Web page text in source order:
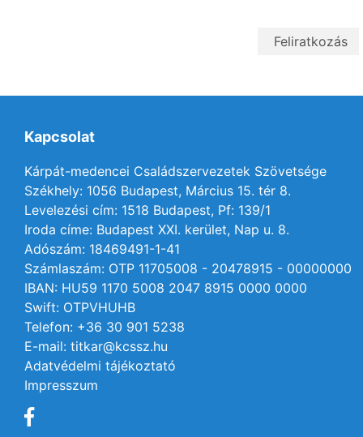
Kapcsolat
Kárpát-medencei Családszervezetek Szövetsége
Székhely: 1056 Budapest, Március 15. tér 8.
Levelezési cím: 1518 Budapest, Pf: 139/1
Iroda címe: Budapest XXI. kerület, Nap u. 8.
Adószám: 18469491-1-41
Számlaszám: OTP 11705008 - 20478915 - 00000000
IBAN: HU59 1170 5008 2047 8915 0000 0000
Swift: OTPVHUHB
Telefon: +36 30 901 5238
E-mail: titkar@kcssz.hu
Adatvédelmi tájékoztató
Impresszum